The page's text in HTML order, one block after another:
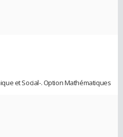
et Social-. Option Mathématiques